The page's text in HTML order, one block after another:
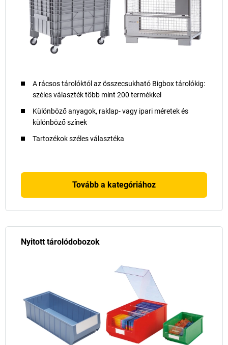
A rácsos tárolóktól az összecsukható Bigbox tárolókig:
széles választék több mint 200 termékkel
Különböző anyagok, raklap- vagy ipari méretek és
különböző színek
Tartozékok széles választéka
Tovább a kategóriához
Nyitott tárolódobozok